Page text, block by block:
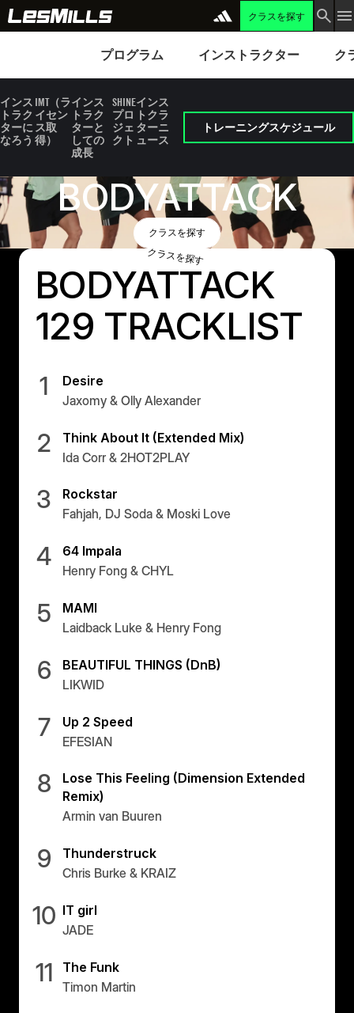
クラスを探す
プログラム インストラクター ク
インス
トラク
ターに
なろう
IMT（ラ
イセン
ス取
得）
インス
トラク
ターと
しての
成長
SHINE
プロ
ジェ
クト
インス
トクラ
ターニ
ュース
トレーニングスケジュール
BODYATTACK
Button Text
クラスを探す
クラスを探す
BODYATTACK
129 TRACKLIST
1
Desire
Jaxomy & Olly Alexander
2
Think About It (Extended Mix)
Ida Corr & 2HOT2PLAY
3
Rockstar
Fahjah, DJ Soda & Moski Love
4
64 Impala
Henry Fong & CHYL
5
MAMI
Laidback Luke & Henry Fong
6
BEAUTIFUL THINGS (DnB)
LIKWID
7
Up 2 Speed
EFESIAN
8
Lose This Feeling (Dimension Extended
Remix)
Armin van Buuren
9
Thunderstruck
Chris Burke & KRAIZ
10 IT girl
JADE
11
The Funk
Timon Martin